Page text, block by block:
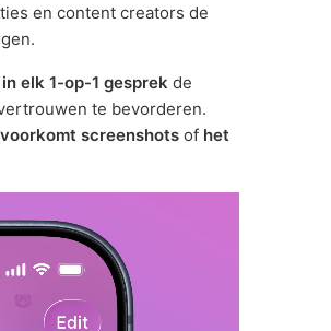
en content creators de
in elk 1-op-1 gesprek de
te bevorderen.
voorkomt screenshots of het